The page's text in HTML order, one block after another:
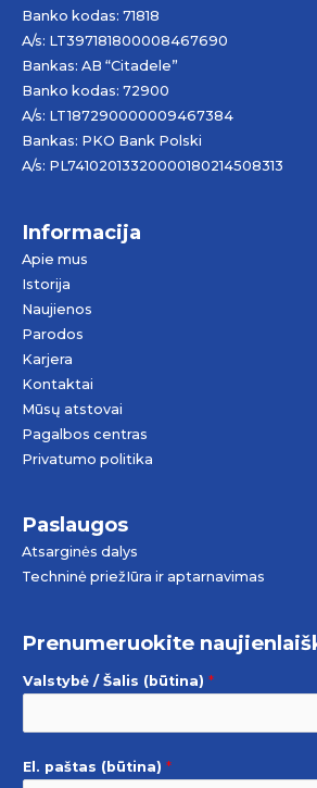
Banko kodas: 71818
A/s: LT397181800008467690
Bankas: AB “Citadele”
Banko kodas: 72900
A/s: LT187290000009467384
Bankas: PKO Bank Polski
A/s: PL74102013320000180214508313
Informacija
Apie mus
Istorija
Naujienos
Parodos
Karjera
Kontaktai
Mūsų atstovai
Pagalbos centras
Privatumo politika
Paslaugos
Atsarginės dalys
Techninė priežIūra ir aptarnavimas
Prenumeruokite
Valstybė / Šalis (būtina) *
El. paštas (būtina) *